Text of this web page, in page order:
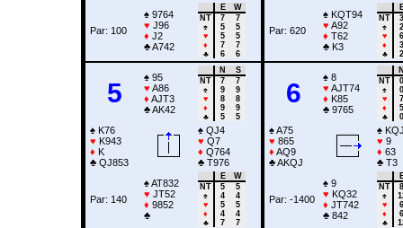
Par: 100
♠ 9764
♥ J96
♦ J2
♣A742
E
W
NT
7
7
♠
5
5
♥
5
5
♦
7
7
♣
6 6
Par: 620
♠ KQT94
♥ A92
♦ T62
♣ K3
NT
3
♠
2
♥
6
♦
3
♣
2
5
♠ 95
♥ A86
♦ AJT3
♣AK42
N
S
NT
7
7
♠
9
9
♥
8
8
♦
9
9
♣
5 5
♠ K76
♥ K943
♦ K
♣ QJ853
♠ QJ4
♥ Q7
♦ Q764
♣ T976
Par: 140
♠AT832
♥ JT52
♦ 9852
♣
E
W
NT
5
5
♠
4
4
♥
5
5
♦
4
4
♣
7 7
6
♠ 8
♥ AJT74
♦ K85
♣ 9765
NT
0
♠
0
♥
7
♦
5
♣
0
♠A75
♥ 865
♦ AQ9
♣AKQJ
♠
♥ 9
♦ 63
♣ T3
Par: -1400
♠ 9
♥ KQ32
♦ JT742
♣ 842
NT
8
♠
♥
6
♦
6
♣